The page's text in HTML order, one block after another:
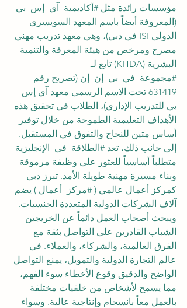
مؤسسات رائدة مثل #أكاديمية_آي_إس_بي
(المعروفة أيضاً باسم المعهد السويسري
الدولي ISI في دبي)، وهي معهد تدريب مهني
مصرح ومرخص من هيئة المعرفة والتنمية
البشرية (KHDA) تابع لـ
#مجموعة_في_بي_إن_إن (تصريح رقم
631419 تحت الاسم الرسمي معهد آي إس
بي للتدريب الإداري)، الطلاب في تحقيق هذه
الأهداف التعليمية الطموحة من خلال توفير
أساس متين للنجاح والتفوق في المستقبل.
إلى جانب ذلك، تعد #الطلاقة_في_الإنجليزية
متطلباً أساسياً للعثور على وظيفة مرموقة
وبناء مسيرة مهنية طويلة الأمد. تبرز دبي
كمركز أعمال عالمي ( #مركز_أعمال ) يضم
آلاف الشركات الدولية المتعددة الجنسيات.
ويبحث أصحاب العمل دائماً عن الخريجين
الشباب القادرين على التواصل بثقة مع
الفرق العالمية، والشركاء، والعملاء. في
عالم التجارة الدولية والتمويل، يمنع التواصل
الواضح والدقيق وقوع الأخطاء سوء الفهم،
مما يسمح لأشخاص من خلفيات مختلفة
بالعمل معاً بانسجام وإنتاجية عالية. وسواء